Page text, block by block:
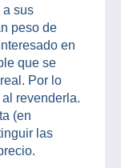
a sus
peso de
en
que se
Por lo
revenderla.
(en
las